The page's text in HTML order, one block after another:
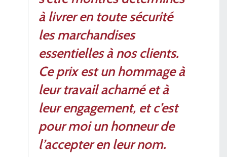
à livrer en toute sécurité
les marchandises
essentielles à nos clients.
Ce prix est un hommage à
leur travail acharné et à
leur engagement, et c’est
pour moi un honneur de
l’accepter en leur nom.